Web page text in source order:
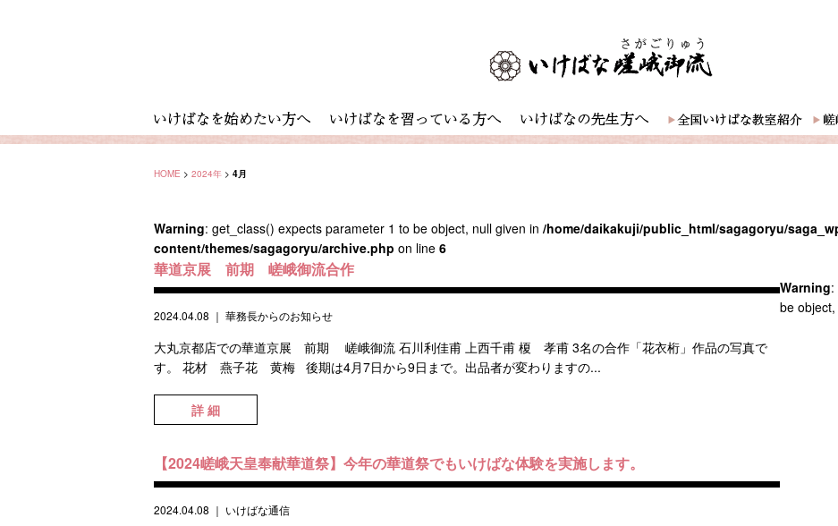
HOME > 2024年 > 4月
Warning: get_class() expects parameter 1 to be object, null given in /home/daikakuji/public_html/sagagoryu/
content/themes/sagagoryu/archive.php on line 6
華道京展 前期 嵯峨御流合作
2024.04.08 ｜ 華務長からのお知らせ
大丸京都店での華道京展 前期 嵯峨御流 石川利佳甫 上西千甫 榎 孝甫 3名の合作「花衣桁」作品の写真で
す。 花材 燕子花 黄梅 後期は4月7日から9日まで。出品者が変わりますの...
詳 細
【2024嵯峨天皇奉献華道祭】今年の華道祭でもいけばな体験を実施します。
2024.04.08 ｜ いけばな通信
Warning
be